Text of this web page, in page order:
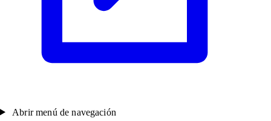
Abrir menú de navegación